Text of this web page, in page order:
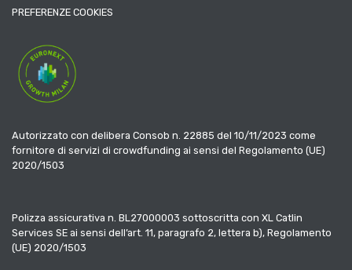
PREFERENZE COOKIES
Autorizzato con delibera Consob n. 22885 del 10/11/2023 come
fornitore di servizi di crowdfunding ai sensi del Regolamento (UE)
2020/1503
Polizza assicurativa n. BL27000003 sottoscritta con XL Catlin
Services SE ai sensi dell’art. 11, paragrafo 2, lettera b), Regolamento
(UE) 2020/1503